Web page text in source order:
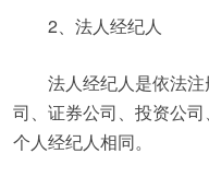
2、法人经纪人
法人经纪人是依法
司、证券公司、投资公
个人经纪人相同。